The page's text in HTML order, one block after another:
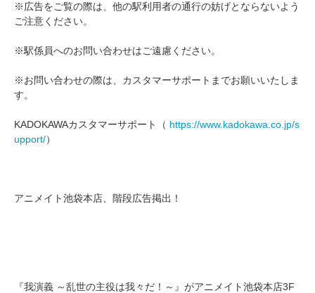
※広告をご覧の際は、他の駅利用者の通行の妨げとならないよう
ご注意ください。
※駅係員へのお問い合わせはご遠慮ください。
※お問い合わせの際は、カスタマーサポートまでお願いいたしま
す。
KADOKAWAカスタマーサポート（ https://www.kadokawa.co.jp/s
upport/）
アニメイト池袋本店、階段広告掲出！
『我演義 ～乱世の主役は我々だ！～』がアニメイト池袋本店3F